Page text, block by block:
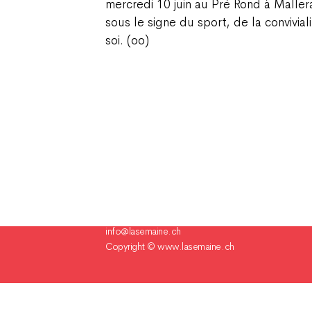
mercredi 10 juin au Pré Rond à
sous le signe du sport, de la
soi. (oo)
info@lasemaine.ch
Copyright ©www.lasemaine.ch